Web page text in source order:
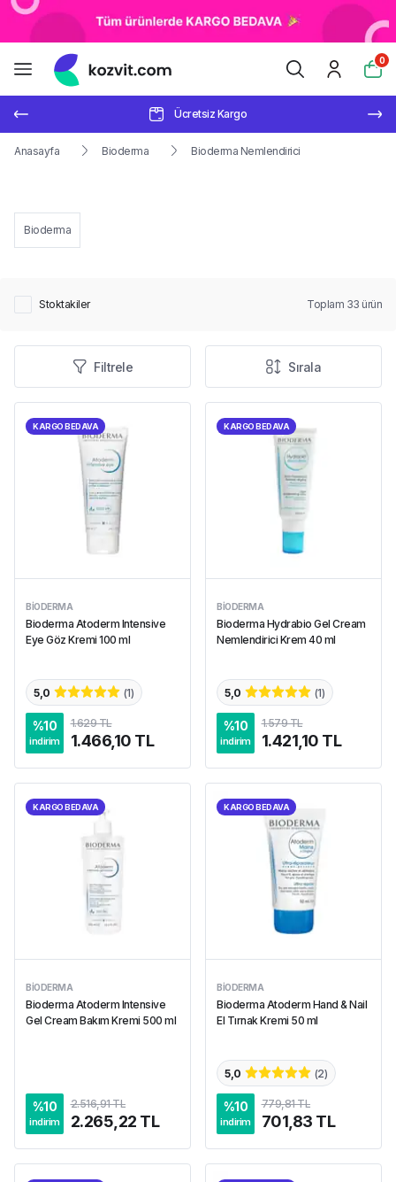
0
Ücretsiz Kargo
Anasayfa Bioderma Bioderma Nemlendirici
Bioderma
Stoktakiler Toplam 33 ürün
Filtrele Sırala
KARGO BEDAVA
BIODERMA
Bioderma Atoderm Intensive
Eye Göz Kremi 100 ml
5,0 (1)
%10
indirim
1.629 TL
1.466,10 TL
KARGO BEDAVA
BIODERMA
Bioderma Hydrabio Gel Cream
Nemlendirici Krem 40 ml
5,0 (1)
%10
indirim
1.579 TL
1.421,10 TL
KARGO BEDAVA
BIODERMA
Bioderma Atoderm Intensive
Gel Cream Bakım Kremi 500 ml
%10
indirim
2.516,91 TL
2.265,22 TL
KARGO BEDAVA
BIODERMA
Bioderma Atoderm Hand & Nail
El Tırnak Kremi 50 ml
5,0 (2)
%10
indirim
779,81 TL
701,83 TL